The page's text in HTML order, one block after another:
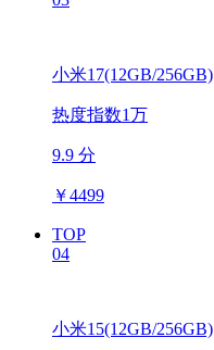
小米17(12GB/256GB)
热度指数1万
9.9 分
￥4499
TOP
04
小米15(12GB/256GB)